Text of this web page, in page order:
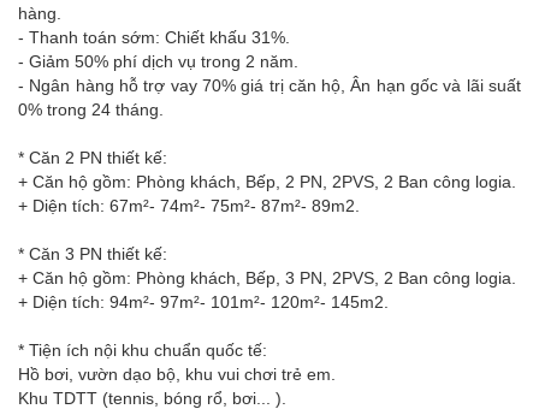
hàng.
- Thanh toán sớm: Chiết khấu 31%.
- Giảm 50% phí dịch vụ trong 2 năm.
- Ngân hàng hỗ trợ vay 70% giá trị căn hộ, Ân hạn gốc và lãi suất
0% trong 24 tháng.
* Căn 2 PN thiết kế:
+ Căn hộ gồm: Phòng khách, Bếp, 2 PN, 2PVS, 2 Ban công logia.
+ Diện tích: 67m²- 74m²- 75m²- 87m²- 89m2.
* Căn 3 PN thiết kế:
+ Căn hộ gồm: Phòng khách, Bếp, 3 PN, 2PVS, 2 Ban công logia.
+ Diện tích: 94m²- 97m²- 101m²- 120m²- 145m2.
* Tiện ích nội khu chuẩn quốc tế:
Hồ bơi, vườn dạo bộ, khu vui chơi trẻ em.
Khu TDTT (tennis, bóng rổ, bơi... ).